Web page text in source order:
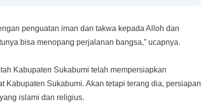
penguatan iman dan takwa kepada Alloh dan
bisa menopang perjalanan bangsa,” ucapnya.
Kabupaten Sukabumi telah mempersiapkan
Kabupaten Sukabumi. Akan tetapi terang dia, persiapan
islami dan religius.